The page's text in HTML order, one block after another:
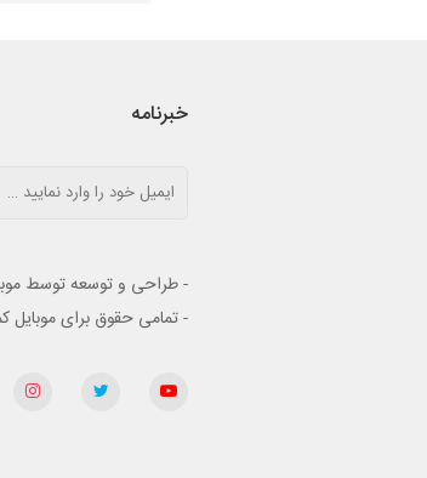
خبرنامه
- طراحی و توسعه توسط
- تمامی حقوق برای